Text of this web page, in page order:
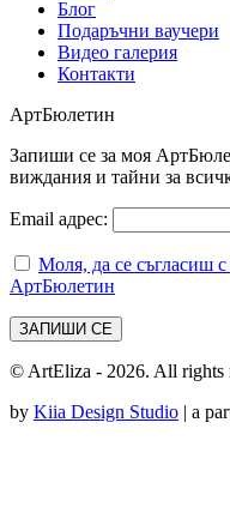
Блог
Подаръчни ваучери
Видео галерия
Контакти
АртБюлетин
Запиши се за моя
виждания и тайни за
Email адрес:
Моля, да се съгласиш с
АртБюлетин
© ArtEliza - 2026. All rights
by Kiia Design Studio | a